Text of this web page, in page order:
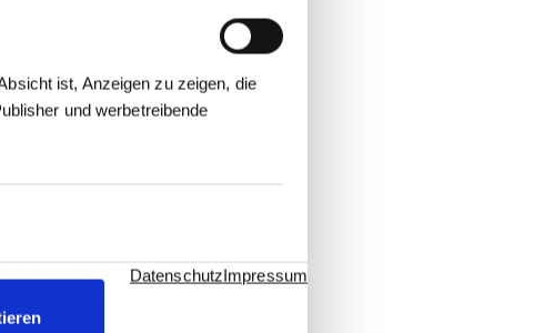
ist, Anzeigen zu zeigen, die
und werbetreibende
DatenschutzImpressum